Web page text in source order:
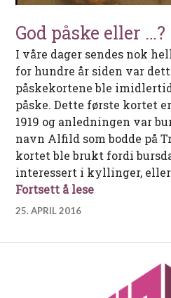
God påske eller …?
I våre dager sendes nok
for hundre år siden var
påskekortene ble
påske. Dette første kortet
1919 og anledningen var
navn Alfild som bodde på
kortet ble brukt fordi
interessert i kyllinger,
Fortsett å leseGod påske
25. APRIL 2016